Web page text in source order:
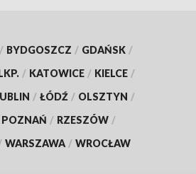
/ BYDGOSZCZ / GDAŃSK /
/ KATOWICE / KIELCE /
/ ŁÓDŹ / OLSZTYN /
POZNAŃ / RZESZÓW /
WARSZAWA / WROCŁAW